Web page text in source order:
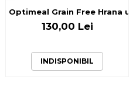
Optimeal Grain Free Hrana
130,00 Lei
INDISPONIBIL